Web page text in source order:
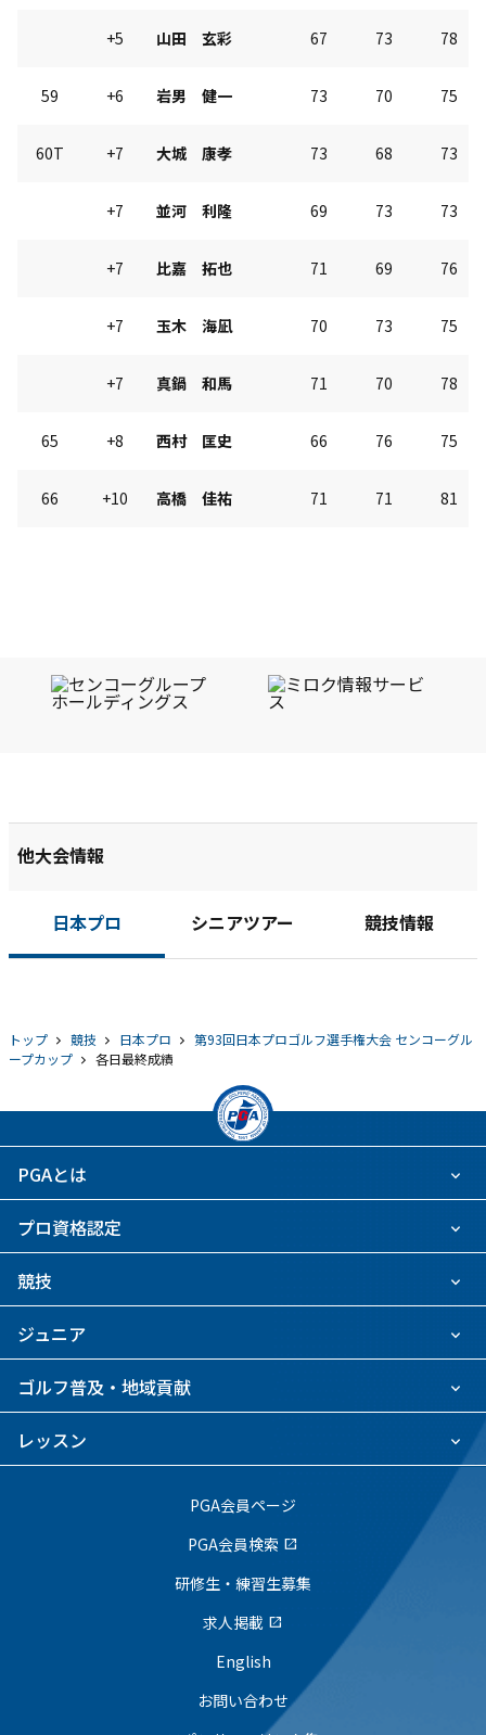
+5 山田 玄彩 67 73 78
59 +6 岩男 健一 73 70 75
60T +7 大城 康孝 73 68 73
+7 並河 利隆 69 73 73
+7 比嘉 拓也 71 69 76
+7 玉木 海凪 70 73 75
+7 真鍋 和馬 71 70 78
65 +8 西村 匡史 66 76 75
66 +10 高橋 佳祐 71 71 81
他大会情報
日本プロ シニアツアー 競技情報
トップ 競技 日本プロ
第93回日本プロゴルフ選手権大会 センコーグル
ープカップ
各日最終成績
PGAとは
プロ資格認定
競技
ジュニア
ゴルフ普及・地域貢献
レッスン
PGA会員ページ
PGA会員検索 open_in_new
研修生・練習生募集
求人掲載 open_in_new
English
お問い合わせ